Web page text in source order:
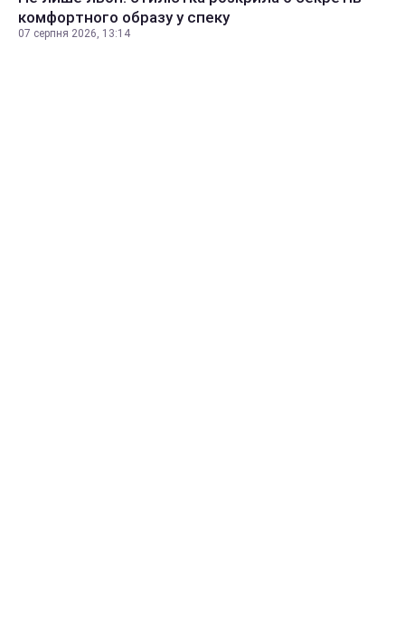
комфортного образу у спеку
07 серпня 2026, 13:14